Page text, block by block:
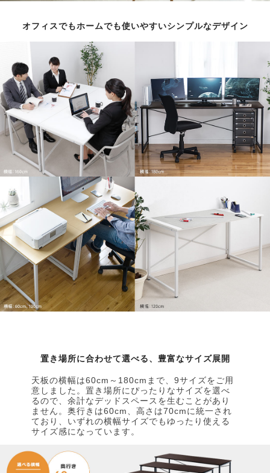
オフィスでもホームでも使いやすいシンプルなデザイン
置き場所に合わせて選べる、豊富なサイズ展開
天板の横幅は60cm～180cmまで、9サイズをご用
意しました。置き場所にぴったりなサイズを選べ
るので、余計なデッドスペースを生むことがあり
ません。奥行きは60cm、高さは70cmに統一され
ており、いずれの横幅サイズでもゆったり使える
サイズ感になっています。